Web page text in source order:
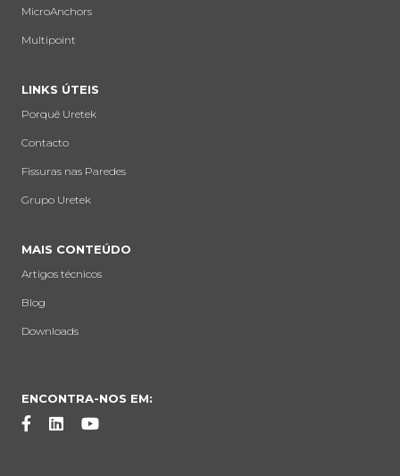
MicroAnchors
Multipoint
LINKS ÚTEIS
Porquê Uretek
Contacto
Fissuras nas Paredes
Grupo Uretek
MAIS CONTEÚDO
Artigos técnicos
Blog
Downloads
ENCONTRA-NOS EM: